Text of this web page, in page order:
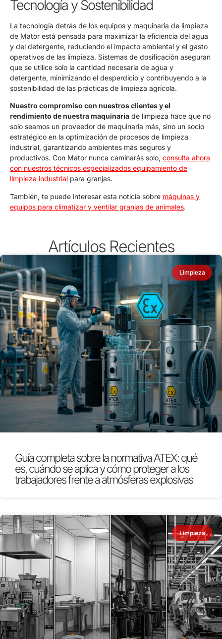
Tecnología y Sostenibilidad
La tecnología detrás de los equipos y maquinaria de limpieza
de Mator está pensada para maximizar la eficiencia del agua
y del detergente, reduciendo el impacto ambiental y el gasto
operativos de las limpieza. Sistemas de dosificación aseguran
que se utilice solo la cantidad necesaria de agua y
detergente, minimizando el desperdicio y contribuyendo a la
sostenibilidad de las prácticas de limpieza agrícola.
Nuestro compromiso con nuestros clientes y el
rendimiento de nuestra maquinaria de limpieza hace que no
solo seamos un proveedor de maquinaria más, sino un socio
estratégico en la optimización de procesos de limpieza
industrial, garantizando ambientes más seguros y
productivos. Con Mator nunca caminarás solo, consulta ahora
con nuestros técnicos especializados equipamiento de
limpieza industrial para granjas.
También, te puede interesar esta noticia sobre máquinas y
equipos para climatizar y ventilar granjas de animales.
Artículos Recientes
Limpieza
Guía completa sobre la normativa ATEX: qué
es, cuándo se aplica y cómo proteger a los
trabajadores frente a atmósferas explosivas
Limpieza